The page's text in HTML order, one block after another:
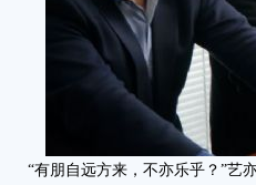
“有朋自远方来，不亦乐乎？”艺